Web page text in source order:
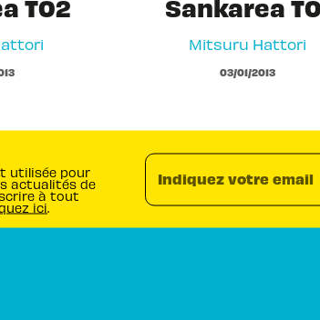
T02 Sankarea
Mitsuru Hattori
03/01/2013
utilisée pour
actualités de
à tout
ici.
Indiquez votre email